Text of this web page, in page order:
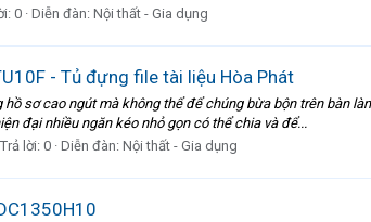
0 Diễn đàn: Nội thất - Gia dụng
- Tủ đựng file tài liệu Hòa Phát
sơ cao ngút mà không thể để chúng bừa bộn trên bàn
đại nhiều ngăn kéo nhỏ gọn có thể chia và để...
Trả lời: 0 Diễn đàn: Nội thất - Gia dụng